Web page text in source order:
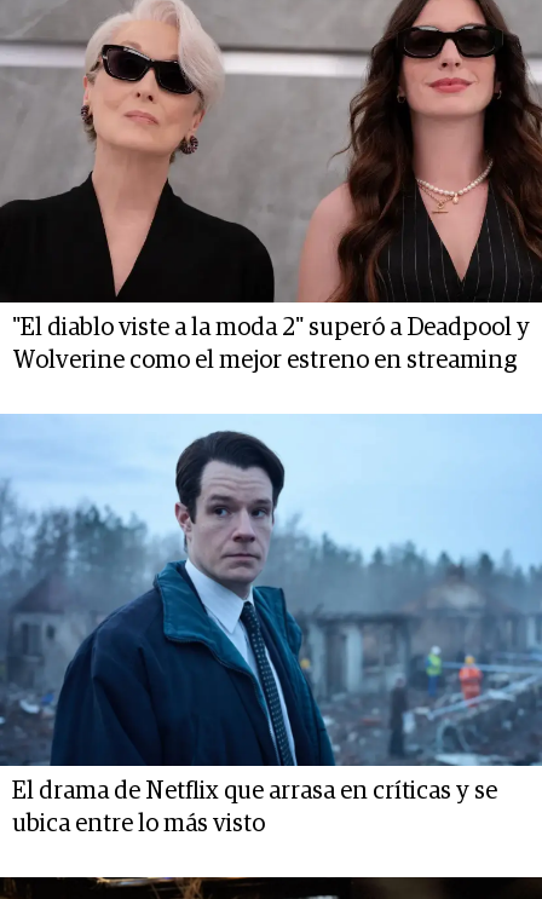
"El diablo viste a la moda 2" superó a Deadpool y
Wolverine como el mejor estreno en streaming
El drama de Netflix que arrasa en críticas y se
ubica entre lo más visto